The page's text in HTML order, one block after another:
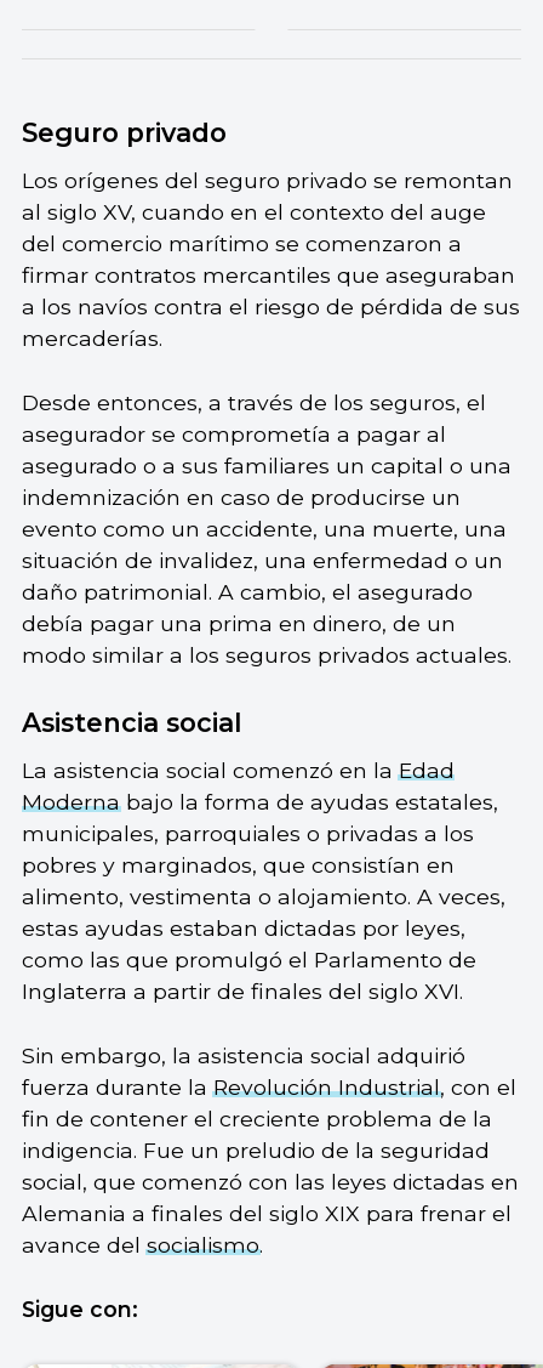
Seguro privado
Los orígenes del seguro privado se remontan
al siglo XV, cuando en el contexto del auge
del comercio marítimo se comenzaron a
firmar contratos mercantiles que aseguraban
a los navíos contra el riesgo de pérdida de sus
mercaderías.
Desde entonces, a través de los seguros, el
asegurador se comprometía a pagar al
asegurado o a sus familiares un capital o una
indemnización en caso de producirse un
evento como un accidente, una muerte, una
situación de invalidez, una enfermedad o un
daño patrimonial. A cambio, el asegurado
debía pagar una prima en dinero, de un
modo similar a los seguros privados actuales.
Asistencia social
La asistencia social comenzó en laEdad
Modernabajo la forma de ayudas estatales,
municipales, parroquiales o privadas a los
pobres y marginados, que consistían en
alimento, vestimenta o alojamiento. A veces,
estas ayudas estaban dictadas por leyes,
como las que promulgó el Parlamento de
Inglaterra a partir de finales del siglo XVI.
Sin embargo, la asistencia social adquirió
fuerza durante laRevolución Industrial, con el
fin de contener el creciente problema de la
indigencia. Fue un preludio de la seguridad
social, que comenzó con las leyes dictadas en
Alemania a finales del siglo XIX para frenar el
avance delsocialismo.
Sigue con: